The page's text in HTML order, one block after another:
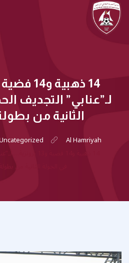
لـ”عنابي” التجديف
الثانية من
Al Hamriyah
14 ذهبية و14 فضية
في الجولة الثانية من